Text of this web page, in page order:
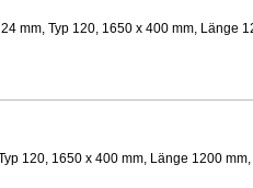
mm, Typ 120, 1650 x 400 mm, Länge
120, 1650 x 400 mm, Länge 1200